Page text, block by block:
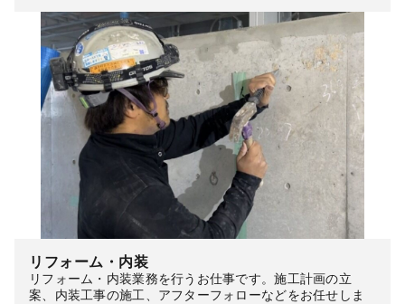
リフォーム・内装
リフォーム・内装業務を行うお仕事です。施工計画の立
案、内装工事の施工、アフターフォローなどをお任せしま